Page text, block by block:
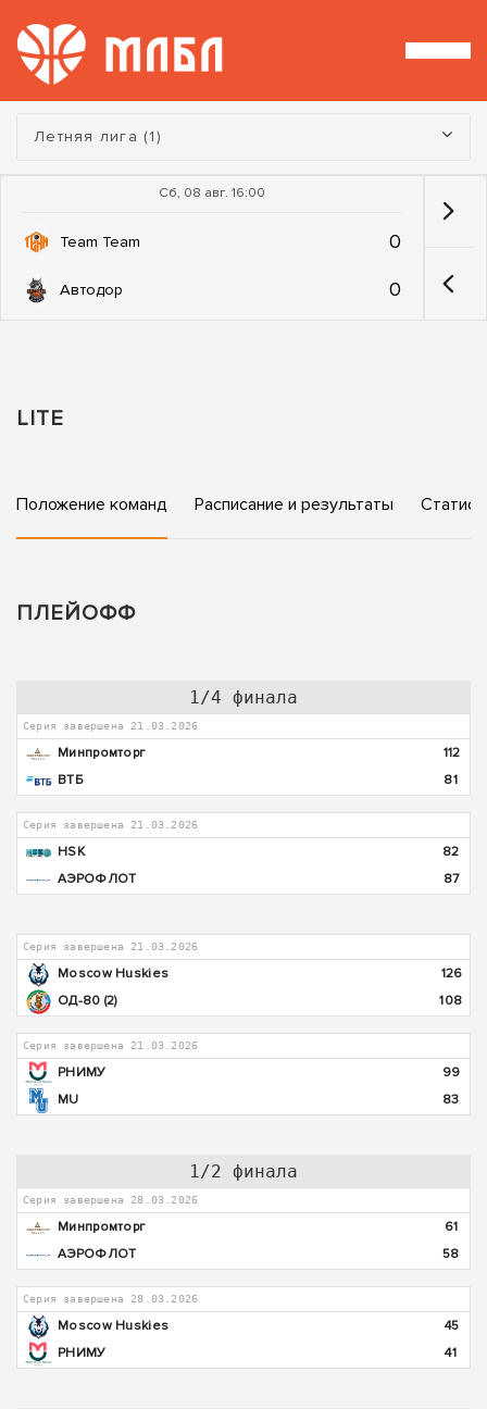
Турнир:
Летняя лига (1)
Сб, 08 авг. 16:00
Team Team 0
Автодор 0
LITE
Положение команд Расписание и результаты
ПЛЕЙОФФ
1/4 финала
Серия завершена 21.03.2026
Минпромторг
112
ВТБ
81
Серия завершена 21.03.2026
HSK
82
АЭРОФЛОТ
87
Серия завершена 21.03.2026
Moscow Huskies
126
ОД-80 (2)
108
Серия завершена 21.03.2026
РНИМУ
99
MU
83
1/2 финала
Серия завершена 28.03.2026
Минпромторг
61
АЭРОФЛОТ
58
Серия завершена 28.03.2026
Moscow Huskies
45
РНИМУ
41